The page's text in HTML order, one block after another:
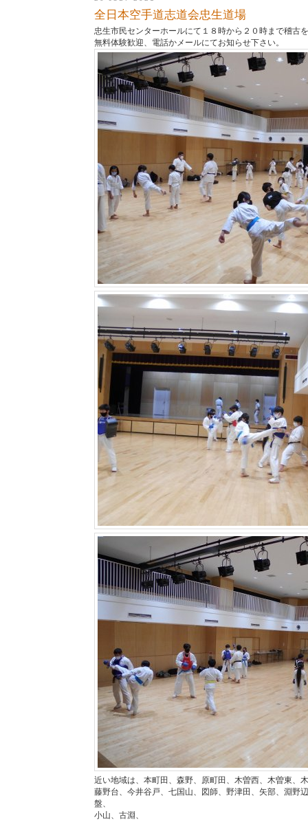
全日本空手道志道会忠生道場
忠生市民センターホールにて１８時から２０時まで稽古
無料体験歓迎、電話かメールにてお知らせ下さい。
近い地域は、本町田、森野、原町田、木曽西、木曽東、
藤野台、今井谷戸、七国山、図師、野津田、矢部、淵野
盤、
小山、古淵、